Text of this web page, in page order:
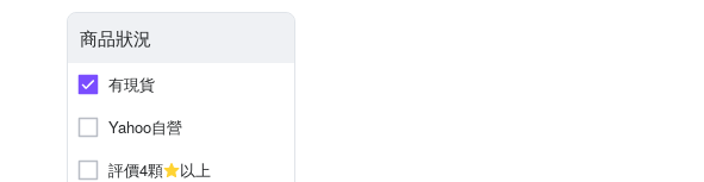
商品狀況
有現貨
Yahoo自營
評價4顆
以上